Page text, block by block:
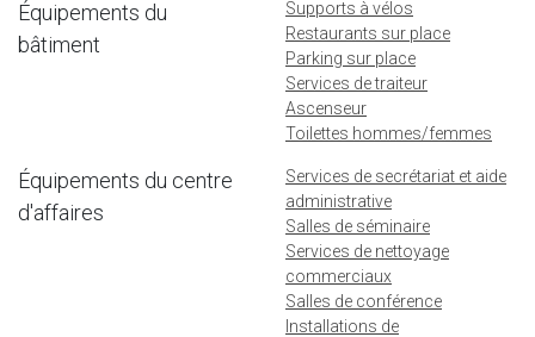
Équipements du
bâtiment
Supports à vélos
Restaurants sur place
Parking sur place
Services de traiteur
Ascenseur
Toilettes hommes/femmes
Équipements du centre
d'affaires
Services de secrétariat et aide
administrative
Salles de séminaire
Services de nettoyage
commerciaux
Salles de conférence
Installations de